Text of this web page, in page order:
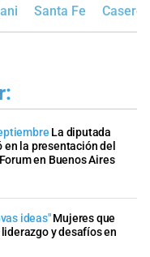
Santa Fe Caseros
La diputada
la presentación del
en Buenos Aires
ideas" Mujeres que
y desafíos en